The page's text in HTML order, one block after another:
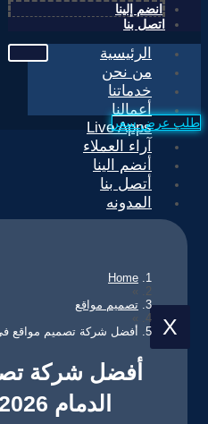
انضم إلينا
اتصل بنا
الرئيسية
من نحن
خدماتنا
أعمالنا
Live Apps
آراء العملاء
أنضم الينا
أتصل بنا
المدونه
X
طلب عرض سعر
Home
»
تصميم مواقع
»
أفضل شركة تصميم مواقع في الدمام
أفضل شركة
الدمام 2026 – قيمة تك